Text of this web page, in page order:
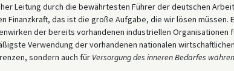
Leitung durch die bewährtesten Führer der deutschen
Finanzkraft, das ist die große Aufgabe, die wir lösen müssen.
der bereits vorhandenen industriellen
Verwendung der vorhandenen nationalen
sondern auch für Versorgung des inneren Bedarfes